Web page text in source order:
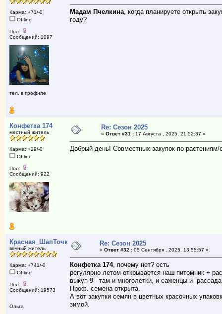
Карма: +71/-0
Offline
Пол:
Сообщений: 1097
тел. в профиле
Мадам Пчелкина, когда планируете открыть
году?
Конфетка 174
местный житель
Карма: +29/-0
Offline
Пол:
Сообщений: 922
Re: Сезон 2025
« Ответ #31 :17 Августа , 2025, 21:52:37 »
Добрый день! Совместных закупок по
Красная_ШапТочка
вечный житель
Карма: +741/-0
Offline
Пол:
Сообщений: 19573
Ольга
Re: Сезон 2025
« Ответ #32 :05 Сентября , 2025, 13:55:57 »
Конфетка 174, почему нет? есть
регулярно летом открывается наш питомник +
выкуп 9 - там и многолетки, и саженцы и
Проф. семена открыта.
А вот закупки семян в цветных красочных
зимой.